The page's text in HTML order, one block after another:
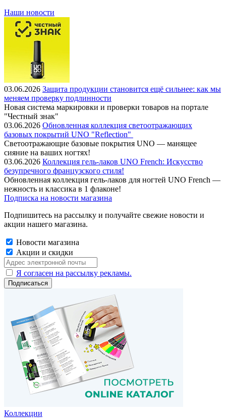
Наши новости
03.06.2026 Защита продукции становится ещё сильнее: как мы
меняем проверку подлинности
Новая система маркировки и проверки товаров на портале
"Честный знак"
03.06.2026 Обновленная коллекция светоотражающих
базовых покрытий UNO "Reflection"
Cветоотражающие базовые покрытия UNO — манящее
сияние на ваших ногтях!
03.06.2026 Коллекция гель-лаков UNO French: Искусство
безупречного французского стиля!
Обновленная коллекция гель-лаков для ногтей UNO French —
нежность и классика в 1 флаконе!
Подписка на новости магазина
Подпишитесь на рассылку и получайте свежие новости и
акции нашего магазина.
Новости магазина
Акции и скидки
Я согласен на рассылку рекламы.
Коллекции